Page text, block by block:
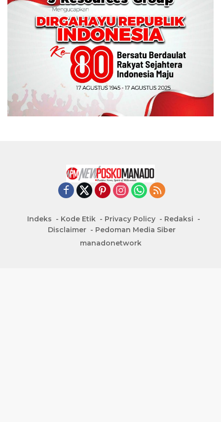
Indeks Kode Etik Privacy Policy
Redaksi
Disclaimer
Pedoman Media Siber
manadonetwork